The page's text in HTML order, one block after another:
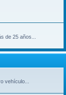
de 25 años...
vehículo...